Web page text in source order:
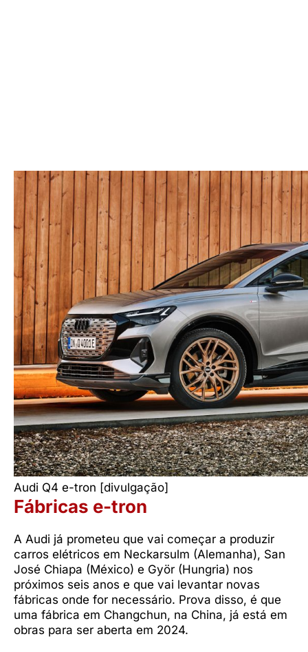
Audi Q4 e-tron [divulgação]
Fábricas e-tron
A Audi já prometeu que vai começar a produzir
carros elétricos em Neckarsulm (Alemanha), San
José Chiapa (México) e Györ (Hungria) nos
próximos seis anos e que vai levantar novas
fábricas onde for necessário. Prova disso, é que
uma fábrica em Changchun, na China, já está em
obras para ser aberta em 2024.